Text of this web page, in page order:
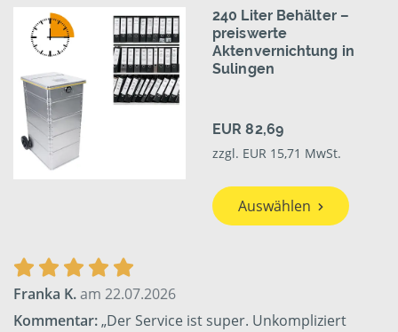
240 Liter Behälter –
preiswerte
Aktenvernichtung in
Sulingen
EUR 82,69
zzgl. EUR 15,71 MwSt.
Auswählen
Franka K.am 22.07.2026
Kommentar:„Der Service ist super. Unkompliziert